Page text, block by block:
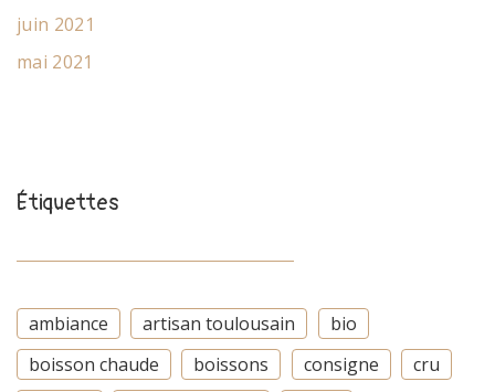
juin 2021
mai 2021
Étiquettes
ambiance artisan toulousain
bio
boisson chaude
boissons consigne
cru